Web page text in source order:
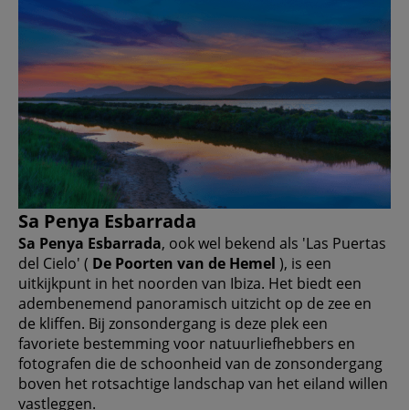
Sa Penya Esbarrada
Sa Penya Esbarrada, ook wel bekend als 'Las Puertas
del Cielo' ( De Poorten van de Hemel ), is een
uitkijkpunt in het noorden van Ibiza. Het biedt een
adembenemend panoramisch uitzicht op de zee en
de kliffen. Bij zonsondergang is deze plek een
favoriete bestemming voor natuurliefhebbers en
fotografen die de schoonheid van de zonsondergang
boven het rotsachtige landschap van het eiland willen
vastleggen.